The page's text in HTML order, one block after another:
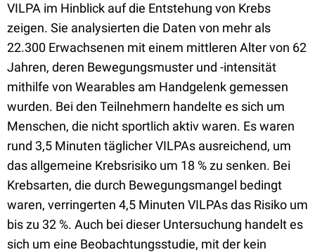
VILPA im Hinblick auf die Entstehung von Krebs
zeigen. Sie analysierten die Daten von mehr als
22.300 Erwachsenen mit einem mittleren Alter von 62
Jahren, deren Bewegungsmuster und -intensität
mithilfe von Wearables am Handgelenk gemessen
wurden. Bei den Teilnehmern handelte es sich um
Menschen, die nicht sportlich aktiv waren. Es waren
rund 3,5 Minuten täglicher VILPAs ausreichend, um
das allgemeine Krebsrisiko um 18 % zu senken. Bei
Krebsarten, die durch Bewegungsmangel bedingt
waren, verringerten 4,5 Minuten VILPAs das Risiko um
bis zu 32 %. Auch bei dieser Untersuchung handelt es
sich um eine Beobachtungsstudie, mit der kein